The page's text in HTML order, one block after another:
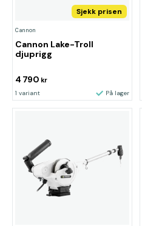
Sjekk prisen
Cannon
Cannon Lake-Troll
djuprigg
4 790 kr
1 variant På lager